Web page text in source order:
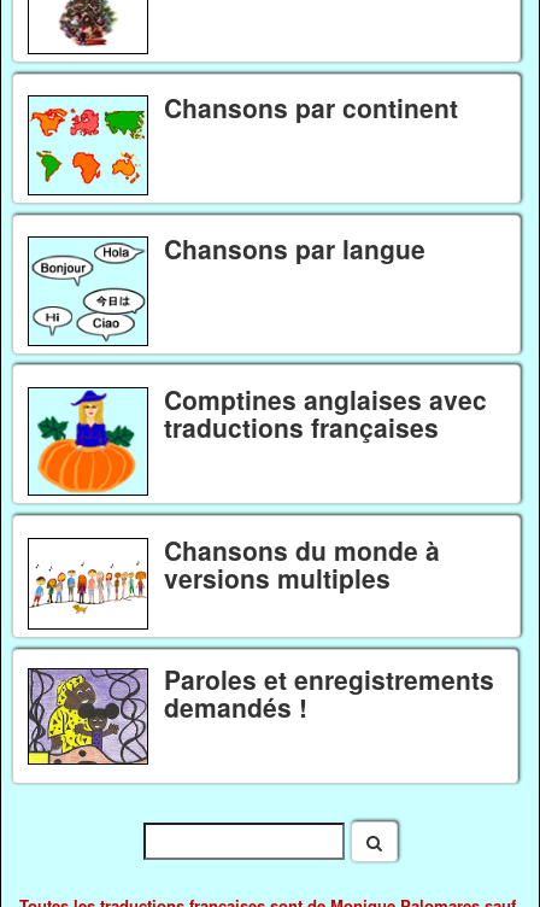
Chansons par continent
Chansons par langue
Comptines anglaises avec
traductions françaises
Chansons du monde à
versions multiples
Paroles et enregistrements
demandés !